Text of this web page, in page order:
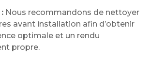
Nous recommandons de nettoyer
avant installation afin d’obtenir
optimale et un rendu
propre.